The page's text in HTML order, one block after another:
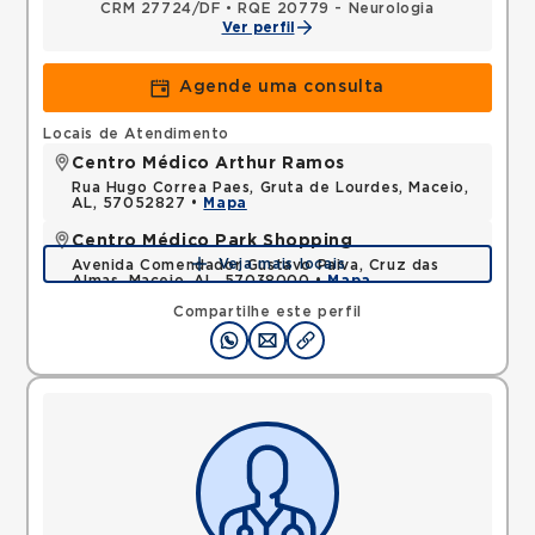
CRM 27724/DF •
RQE 20779 - Neurologia
Ver perfil
Agende uma consulta
Compartilhe este perfil
Locais de Atendimento
Centro Médico Arthur Ramos
Rua Hugo Correa Paes, Gruta de Lourdes, Maceio,
AL, 57052827 •
Mapa
Centro Médico Park Shopping
Avenida Comendador Gustavo Paiva, Cruz das
Almas, Maceio, AL, 57038000 •Mapa
Veja mais locais